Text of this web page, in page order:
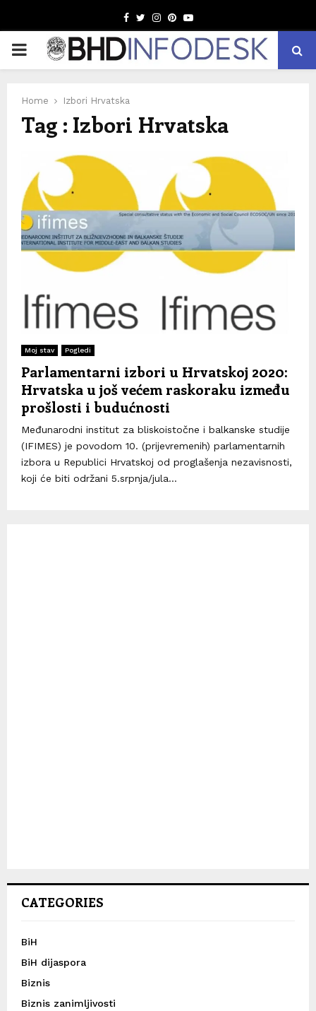
Facebook
TwitterInstagram
Pinterest
Youtube
PRIMARY
Home Izbori Hrvatska
Tag : Izbori Hrvatska
Moj stav Pogledi
Parlamentarni izbori u Hrvatskoj 2020:
Hrvatska u još većem raskoraku između
prošlosti i budućnosti
Međunarodni institut za bliskoistočne i balkanske studije
(IFIMES) je povodom 10. (prijevremenih) parlamentarnih
izbora u Republici Hrvatskoj od proglašenja nezavisnosti,
koji će biti održani 5.srpnja/jula...
CATEGORIES
BiH
BiH dijaspora
Biznis
Biznis zanimljivosti